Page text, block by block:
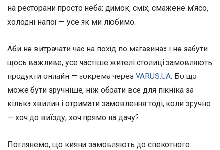
на ресторани просто неба: димок, сміх, смажене м’ясо,
холодні напої — усе як ми любимо.
Аби не витрачати час на похід по магазинах і не забути
щось важливе, усе частіше жителі столиці замовляють
продукти онлайн — зокрема через VARUS.UA. Бо що
може бути зручніше, ніж обрати все для пікніка за
кілька хвилин і отримати замовлення тоді, коли зручно
— хоч до виїзду, хоч прямо на дачу?
Поглянемо, що кияни замовляють до спекотного